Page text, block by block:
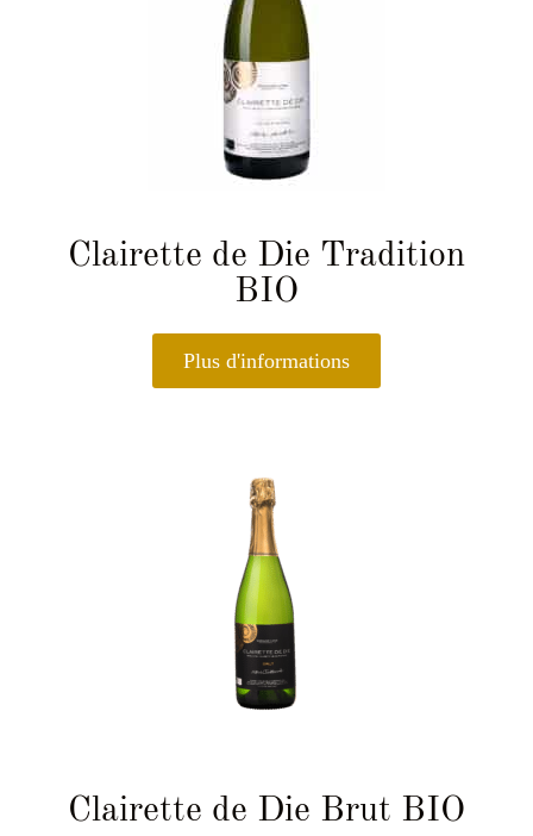
Clairette de Die Tradition
BIO
Plus d'informations
Clairette de Die Brut BIO